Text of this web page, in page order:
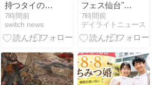
持つタイの王
子、バンコク
の高架鉄道駅
に女性と登場
交際中か
7時間前
switch news
フェス仙台"を
開催・学生や
子供がアニメ
制作や声優の
7時間前
デイライトニュース